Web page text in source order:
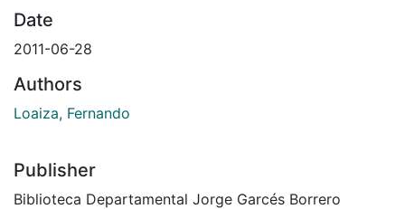
Date
2011-06-28
Authors
Loaiza, Fernando
Publisher
Biblioteca Departamental Jorge Garcés Borrero